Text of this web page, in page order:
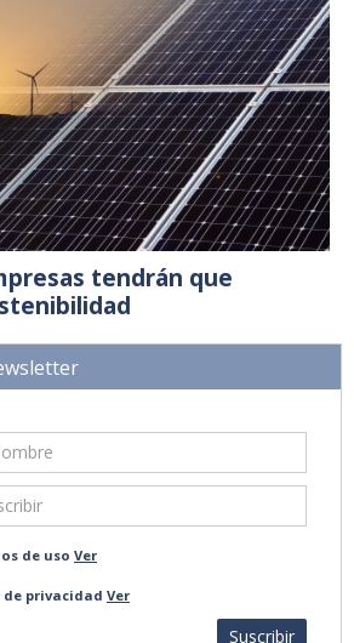
tendrán que
de uso Ver
privacidad Ver
Suscribir